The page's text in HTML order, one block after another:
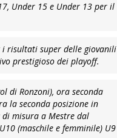
Under 15 e Under 13 per il
risultati super delle giovanili
prestigioso dei playoff.
di Ronzoni), ora seconda
la seconda posizione in
di misura a Mestre dal
(maschile e femminile) U9